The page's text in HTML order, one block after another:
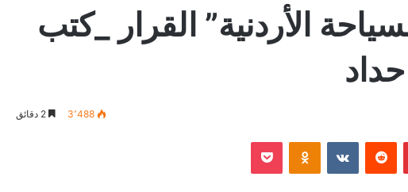
الأردنية” القرار _كتب
3٬488
بينتيريست